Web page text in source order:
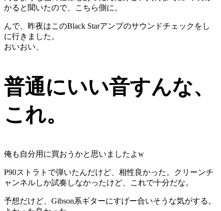
かると聞いたので、こちら側に。
んで、昨夜はこのBlack Starアンプのサウンドチェックをし
に行きました。
おいおい、
普通にいい音すんな、
これ。
俺も自分用に買おうかと思いましたよw
P90ストラトで弾いたんだけど、相性良かった。クリーンチ
ャンネルしか試奏しなかったけど、これで十分だな。
予想だけど、Gibson系ギターにすげー合いそうな気がする。